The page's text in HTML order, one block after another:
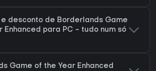
e desconto de Borderlands Game
Enhanced para PC - tudo num só
Game of the Year Enhanced